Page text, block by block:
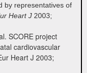
by representatives of
Heart J 2003;
SCORE project
cardiovascular
Heart J 2003;